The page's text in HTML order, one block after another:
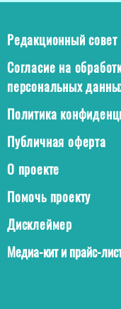
Редакционный совет
Согласие на
персональных
Политика
Публичная оферта
О проекте
Помочь проекту
Дисклеймер
Медиа-кит и прайс-